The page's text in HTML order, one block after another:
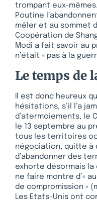
trompant eux-
Poutine
mêler et au sommet
Coopération de
Modi a fait savoir au
n’était « pas à la
Le temps de
Il est donc heureux
hésitations, s’il l’a
d’atermoiements, le
le 13 septembre au
tous les territoires
négociation, quitte à
d’abandonner des
exhorte désormais
ne faire montre d’«
de compromission »
Les Etats-Unis ont